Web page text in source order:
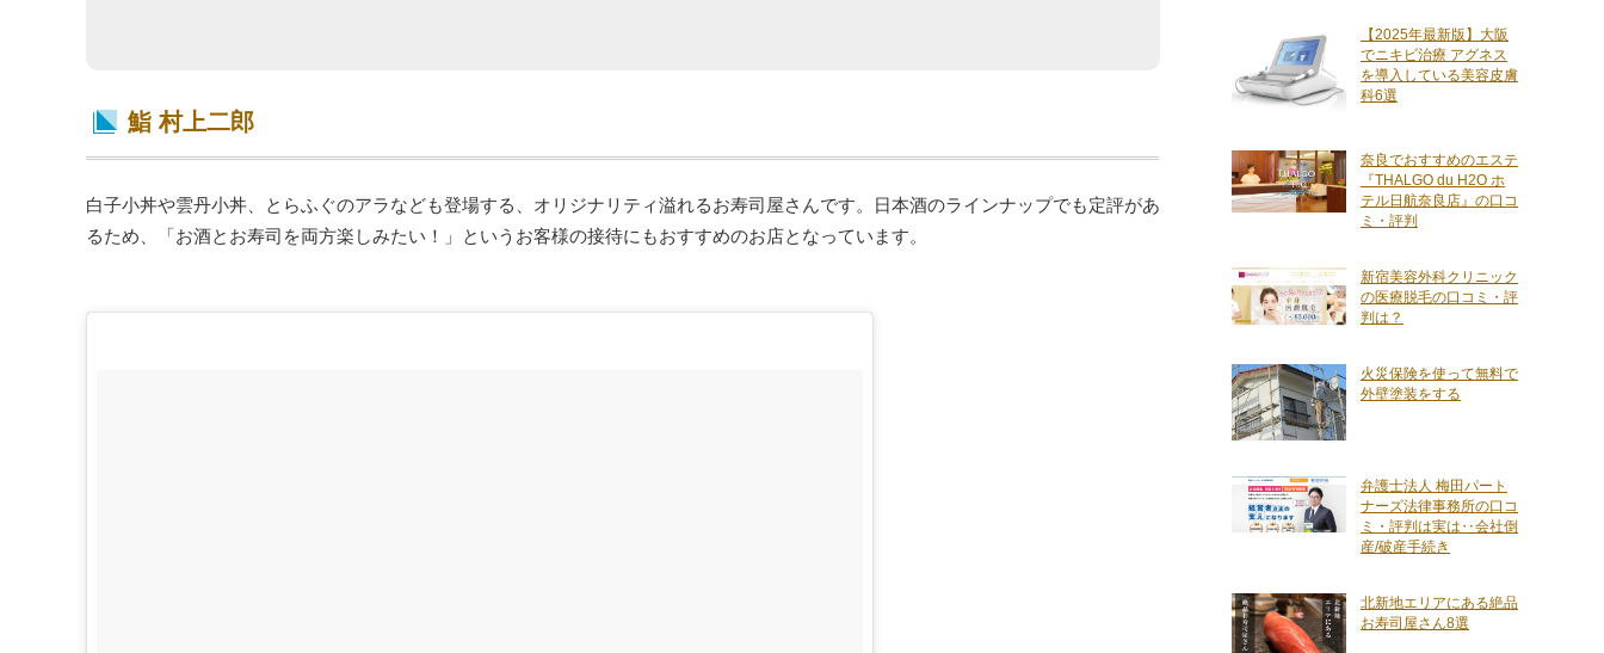
鮨 村上二郎
白子小丼や雲丹小丼、とらふぐのアラなども登場する、オリジナリティ溢れるお寿司屋さんです。日本酒のラインナップでも定評があ
るため、「お酒とお寿司を両方楽しみたい！」というお客様の接待にもおすすめのお店となっています。
【2025年最新版】大阪
でニキビ治療 アグネス
を導入している美容皮膚
科6選
奈良でおすすめのエステ
『THALGO du H2O ホ
テル日航奈良店』の口コ
ミ・評判
新宿美容外科クリニック
の医療脱毛の口コミ・評
判は？
火災保険を使って無料で
外壁塗装をする
弁護士法人 梅田パート
ナーズ法律事務所の口コ
ミ・評判は実は‥会社倒
産/破産手続き
北新地エリアにある絶品
お寿司屋さん8選